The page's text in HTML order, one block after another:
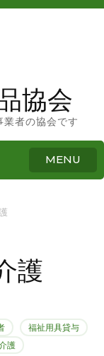
協会
者の協会です
MENU
護
福祉用具貸与
護